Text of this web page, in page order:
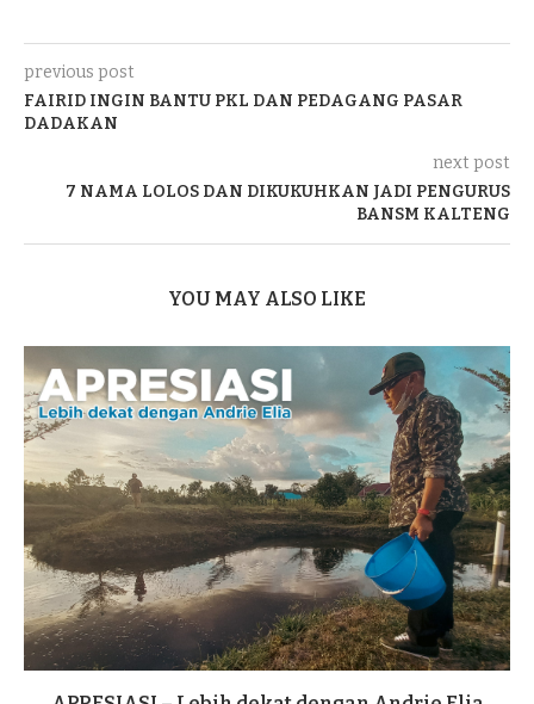
previous post
FAIRID INGIN BANTU PKL DAN PEDAGANG PASAR
DADAKAN
next post
7 NAMA LOLOS DAN DIKUKUHKAN JADI PENGURUS
BANSM KALTENG
YOU MAY ALSO LIKE